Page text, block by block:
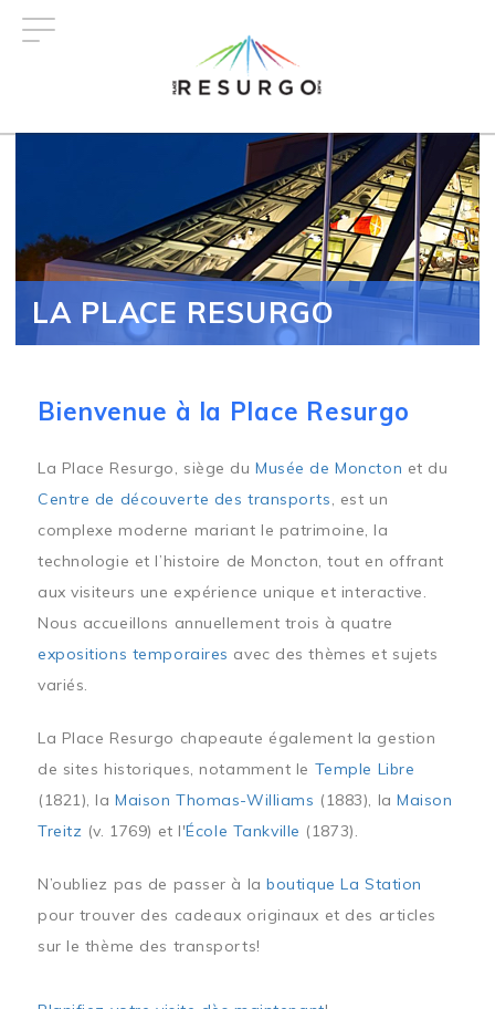
LA PLACE RESURGO
Bienvenue à la Place Resurgo
La Place Resurgo, siège duMusée de Moncton et du
Centre de découverte des transports, est un
complexe moderne mariant le patrimoine, la
technologie et l’histoire de Moncton, tout en offrant
aux visiteurs une expérience unique et interactive.
Nous accueillons annuellement trois à quatre
expositions temporaires avec des thèmes et sujets
variés.
La Place Resurgo chapeaute également la gestion
de sites historiques, notamment le Temple Libre
(1821), laMaison Thomas-Williams (1883), laMaison
Treitz (v. 1769) et l'École Tankville (1873).
N’oubliez pas de passer à laboutique La Station
pour trouver des cadeaux originaux et des articles
sur le thème des transports!